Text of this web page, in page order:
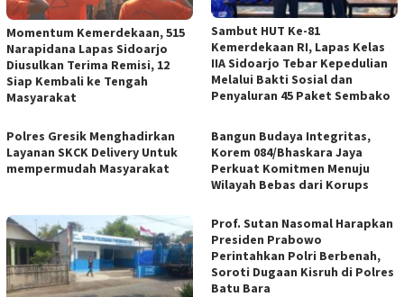
Momentum Kemerdekaan, 515
Narapidana Lapas Sidoarjo
Diusulkan Terima Remisi, 12
Siap Kembali ke Tengah
Masyarakat
Sambut HUT Ke-81
Kemerdekaan RI, Lapas Kelas
IIA Sidoarjo Tebar Kepedulian
Melalui Bakti Sosial dan
Penyaluran 45 Paket Sembako
Polres Gresik Menghadirkan
Layanan SKCK Delivery Untuk
mempermudah Masyarakat
Bangun Budaya Integritas,
Korem 084/Bhaskara Jaya
Perkuat Komitmen Menuju
Wilayah Bebas dari Korups
Prof. Sutan Nasomal Harapkan
Presiden Prabowo
Perintahkan Polri Berbenah,
Soroti Dugaan Kisruh di Polres
Batu Bara